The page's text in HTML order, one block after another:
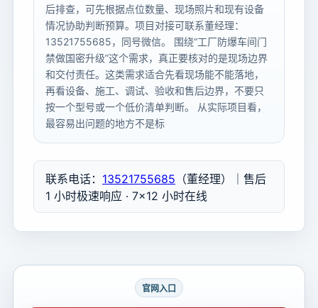
后排查，可先根据点位数量、现场照片和现有设备
情况协助判断预算。项目对接可联系董经理：
13521755685，同号微信。 围绕“工厂防爆车间门
禁做国密升级”这个需求，真正要核对的是现场边界
和交付责任。这类需求适合先看现场能不能落地，
再看设备、施工、调试、验收和售后边界，不要只
按一个型号或一个低价清单判断。 从实际项目看，
最容易出问题的地方不是标
联系电话： 13521755685 （董经理）｜售后
1 小时极速响应 · 7×12 小时在线
官网入口